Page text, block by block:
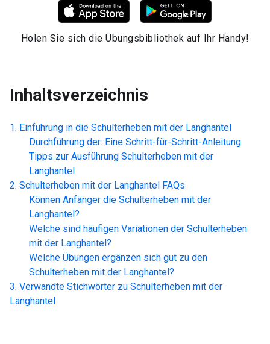
Holen Sie sich die Übungsbibliothek auf Ihr Handy!
Inhaltsverzeichnis
Einführung in die Schulterheben mit der Langhantel
Durchführung der: Eine Schritt-für-Schritt-Anleitung
Tipps zur Ausführung Schulterheben mit der
Langhantel
Schulterheben mit der Langhantel FAQs
Können Anfänger die Schulterheben mit der
Langhantel?
Welche sind häufigen Variationen der Schulterheben
mit der Langhantel?
Welche Übungen ergänzen sich gut zu den
Schulterheben mit der Langhantel?
Verwandte Stichwörter zu Schulterheben mit der
Langhantel